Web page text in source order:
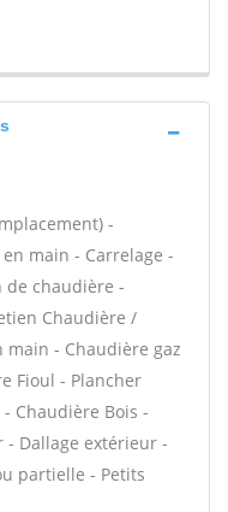
-
main - Carrelage -
chaudière -
Chaudière /
main - Chaudière gaz
Fioul - Plancher
Chaudière Bois -
- Dallage extérieur -
partielle - Petits